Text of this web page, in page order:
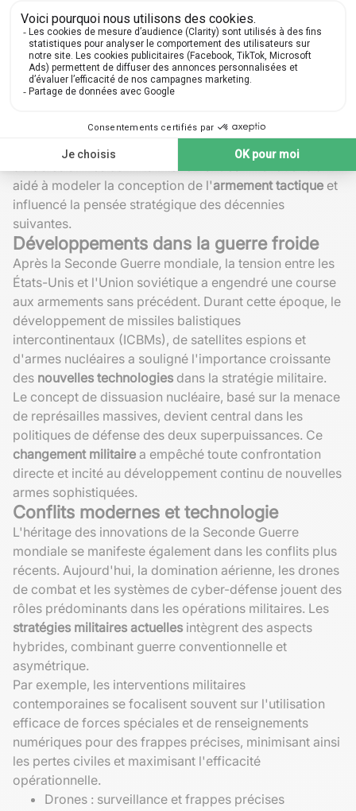
par Alan Turing et son équipe. Cette victoire sur le plan
informationnel a donné aux Alliés un avantage
stratégique considérable.
Impact des changements militaires
bouleversements technologiques et stratégiques
des deux guerres mondiales
ont laissé des empreintes
innovations
aidé à modeler la conception de l'armement tactique et
influencé la pensée stratégique des décennies
suivantes.
Développements dans la guerre froide
Après la Seconde Guerre mondiale, la tension entre les
États-Unis et l'Union soviétique a engendré une course
aux armements sans précédent. Durant cette époque, le
développement de missiles balistiques
intercontinentaux (ICBMs), de satellites espions et
d'armes nucléaires a souligné l'importance croissante
des nouvelles technologies dans la stratégie militaire.
Le concept de dissuasion nucléaire, basé sur la menace
de représailles massives, devient central dans les
politiques de défense des deux superpuissances. Ce
changement militaire a empêché toute confrontation
directe et incité au développement continu de nouvelles
armes sophistiquées.
Conflits modernes et technologie
L'héritage des innovations de la Seconde Guerre
mondiale se manifeste également dans les conflits plus
récents. Aujourd'hui, la domination aérienne, les drones
de combat et les systèmes de cyber-défense jouent des
rôles prédominants dans les opérations militaires. Les
stratégies militaires actuelles intègrent des aspects
hybrides, combinant guerre conventionnelle et
asymétrique.
Par exemple, les interventions militaires
contemporaines se focalisent souvent sur l'utilisation
efficace de forces spéciales et de renseignements
numériques pour des frappes précises, minimisant ainsi
les pertes civiles et maximisant l'efficacité
opérationnelle.
Drones : surveillance et frappes précises